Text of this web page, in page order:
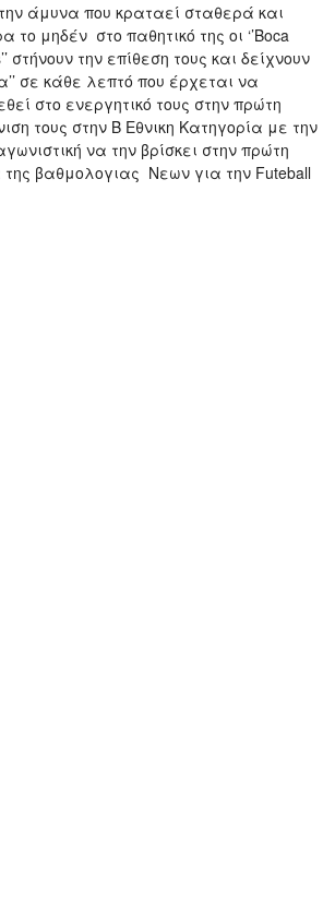
άμυνα που κραταεί σταθερά και
το μηδέν στο παθητικό της οι ‘’Boca
στήνουν την επίθεση τους και δείχνουν
σε κάθε λεπτό που έρχεται να
στο ενεργητικό τους στην πρώτη
τους στην Β Εθνικη Κατηγορία με την
να την βρίσκει στην πρώτη
βαθμολογιας Νεων για την Futeball